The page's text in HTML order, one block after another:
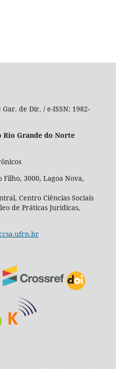
Gar. de Dir. / e-ISSN: 1982-
Rio Grande do Norte
Filho, 3000, Lagoa Nova,
Centro Ciências Sociais
de Práticas Jurídicas,